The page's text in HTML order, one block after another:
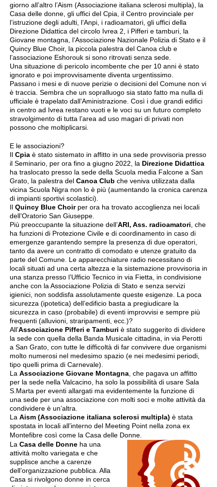
giorno all’altro l’Aism (Associazione italiana sclerosi multipla), la
Casa delle donne, gli uffici del Cpia, il Centro provinciale per
l’istruzione degli adulti, l’Anpi, i radioamatori, gli uffici della
Direzione Didattica del circolo Ivrea 2, i Pifferi e tamburi, la
Giovane montagna, l’Associazione Nazionale Polizia di Stato e il
Quincy Blue Choir, la piccola palestra del Canoa club e
l’associazione Eshorouk si sono ritrovati senza sede.
Una situazione di pericolo incombente che per 10 anni è stato
ignorato e poi improvvisamente diventa urgentissimo.
Passano i mesi e di nuove perizie o decisioni del Comune non vi
è traccia. Sembra che un sopralluogo sia stato fatto ma nulla di
ufficiale è trapelato dall’Aministrazione. Così i due grandi edifici
in centro ad Ivrea restano vuoti e le voci su un futuro completo
stravolgimento di tutta l’area ad uso magari di privati non
possono che moltiplicarsi.
E le associazioni?
Il Cpia è stato sistemato in affitto in una sede provvisoria presso
il Seminario, per ora fino a giugno 2022, la Direzione Didattica
ha traslocato presso la sede della Scuola media Falcone a San
Grato, la palestra del Canoa Club che veniva utilizzata dalla
vicina Scuola Nigra non lo è più (aumentando la cronica carenza
di impianti sportivi scolastici).
Il Quincy Blue Choirper ora ha trovato accoglienza nei locali
dell’Oratorio San Giuseppe.
Più preoccupante la situazione dell’ARI, Ass. radioamatori , che
ha funzioni di Protezione Civile e di coordinamento in caso di
emergenze garantendo sempre la presenza di due operatori,
tanto da avere un contratto di comodato e utenze gratuito da
parte del Comune. Le apparecchiature radio necessitano di
locali situati ad una certa altezza e la sistemazione provvisoria in
una stanza presso l’Ufficio Tecnico in via Fietta, in condivisione
anche con la Associazione Polizia di Stato e senza servizi
igienici, non soddisfa assolutamente queste esigenze. La poca
sicurezza (ipotetica) dell’edificio basta a pregiudicare la
sicurezza in caso (probabile) di eventi improvvisi e sempre più
frequenti (alluvioni, straripamenti, ecc.)?
All’Associazione Pifferi e Tamburi è stato suggerito di dividere
la sede con quella della Banda Musicale cittadina, in via Perotti
a San Grato, con tutte le difficoltà di far convivere due organismi
molto numerosi nel medesimo spazio (e nei medesimi periodi,
tipo quelli prima di Carnevale).
La Associazione Giovane Montagna , che pagava un affitto
per la sede nella Valcacino, ha solo la possibilità di usare Sala
S.Marta per eventi allargati ma evidentemente la funzione di
una sede per una associazione con molti soci e molte attività da
condividere è un’altra.
La Aism (Associazione italiana sclerosi multipla) è stata
spostata in locali all’interno del Meeting Point nella zona ex
Montefibre così come la Casa delle Donne.
La Casa delle Donne ha una
attività molto variegata e che
supplisce anche a carenze
dell’organizzazione pubblica. Alla
Casa si rivolgono donne in cerca